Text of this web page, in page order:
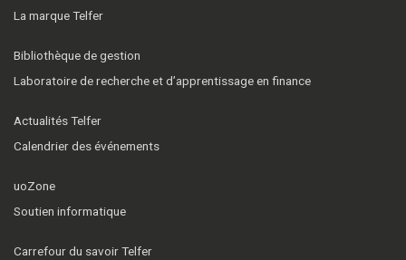
La marque Telfer
Bibliothèque de gestion
Laboratoire de recherche et d’apprentissage en finance
Actualités Telfer
Calendrier des événements
uoZone
Soutien informatique
Carrefour du savoir Telfer